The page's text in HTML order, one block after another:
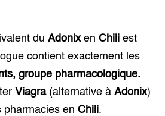
du Adonixen Chili est
contient exactement les
groupe pharmacologique.
Viagra(alternative à Adonix)
pharmacies en Chili.